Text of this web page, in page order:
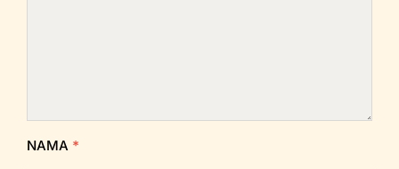
NAMA *